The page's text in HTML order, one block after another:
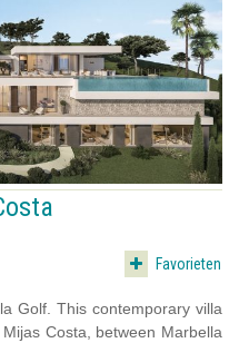
Favorieten
Golf. This contemporary villa
Costa, between Marbella